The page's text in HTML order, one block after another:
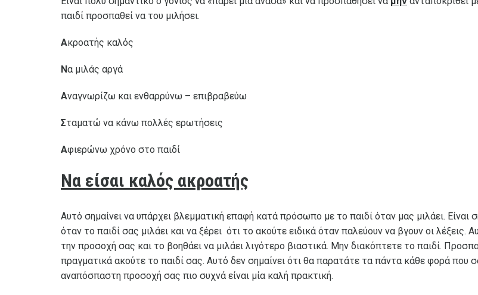
παιδί προσπαθεί να του μιλήσει.
Ακροατής καλός
Να μιλάς αργά
Αναγνωρίζω και ενθαρρύνω – επιβραβεύω
Σταματώ να κάνω πολλές ερωτήσεις
Αφιερώνω χρόνο στο παιδί
Να είσαι καλός ακροατής
Αυτό σημαίνει να υπάρχει βλεμματική επαφή κατά πρόσωπο με το παιδί όταν μας μιλάει. Είναι
όταν το παιδί σας μιλάει και να ξέρει ότι το ακούτε ειδικά όταν παλεύουν να βγουν οι
την προσοχή σας και το βοηθάει να μιλάει λιγότερο βιαστικά. Μην διακόπτετε το παιδί.
πραγματικά ακούτε το παιδί σας. Αυτό δεν σημαίνει ότι θα παρατάτε τα πάντα κάθε φορά που
αναπόσπαστη προσοχή σας πιο συχνά είναι μία καλή πρακτική.